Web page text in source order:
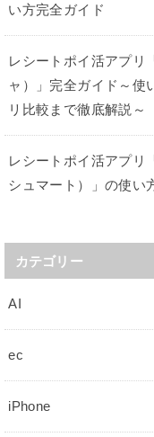
い方完全ガイド
レシートポイ活アプリ
ャ）」完全ガイド～使
リ比較まで徹底解説～
レシートポイ活アプリ
シュマート）」の使い
カテゴリー
AI
ec
iPhone